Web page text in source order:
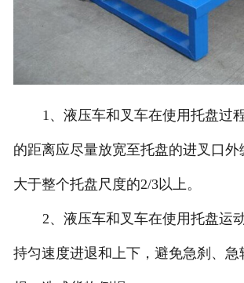
1、液压车和叉车在使用托盘过
的距离应尽量放宽至托盘的进叉口
大于整个托盘尺度的2/3以上。
2、液压车和叉车在使用托盘运
持匀速度进退和上下，避免急刹、急